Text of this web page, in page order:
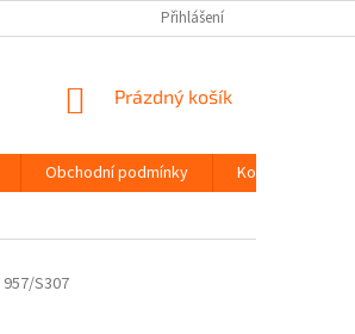
Přihlášení
NÁKUPNÍ
Prázdný košík
Obchodní podmínky
Kontakty
957/S307